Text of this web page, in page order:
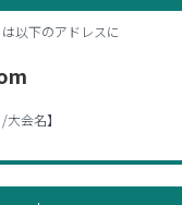
以下のアドレスに
会名】